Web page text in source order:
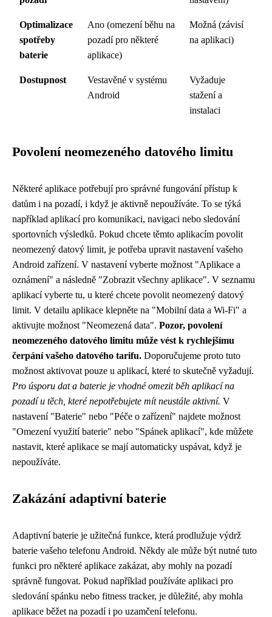
Optimalizace
spotřeby
baterie
Ano (omezení běhu na
pozadí pro některé
aplikace)
Možná (závisí
na aplikaci)
Dostupnost
Vestavěné v systému
Android
Vyžaduje
stažení a
instalaci
Povolení neomezeného datového limitu
Některé aplikace potřebují pro správné fungování přístup k
datům i na pozadí, i když je aktivně nepoužíváte. To se týká
například aplikací pro komunikaci, navigaci nebo sledování
sportovních výsledků. Pokud chcete těmto aplikacím povolit
neomezený datový limit, je potřeba upravit nastavení vašeho
Android zařízení. V nastavení vyberte možnost "Aplikace a
oznámení" a následně "Zobrazit všechny aplikace". V seznamu
aplikací vyberte tu, u které chcete povolit neomezený datový
limit. V detailu aplikace klepněte na "Mobilní data a Wi-Fi" a
aktivujte možnost "Neomezená data". Pozor, povolení
neomezeného datového limitu může vést k rychlejšímu
čerpání vašeho datového tarifu. Doporučujeme proto tuto
možnost aktivovat pouze u aplikací, které to skutečně vyžadují.
Pro úsporu dat a baterie je vhodné omezit běh aplikací na
pozadí u těch, které nepotřebujete mít neustále aktivní. V
nastavení "Baterie" nebo "Péče o zařízení" najdete možnost
"Omezení využití baterie" nebo "Spánek aplikací", kde můžete
nastavit, které aplikace se mají automaticky uspávat, když je
nepoužíváte.
Zakázání adaptivní baterie
Adaptivní baterie je užitečná funkce, která prodlužuje výdrž
baterie vašeho telefonu Android. Někdy ale může být nutné tuto
funkci pro některé aplikace zakázat, aby mohly na pozadí
správně fungovat. Pokud například používáte aplikaci pro
sledování spánku nebo fitness tracker, je důležité, aby mohla
aplikace běžet na pozadí i po uzamčení telefonu.